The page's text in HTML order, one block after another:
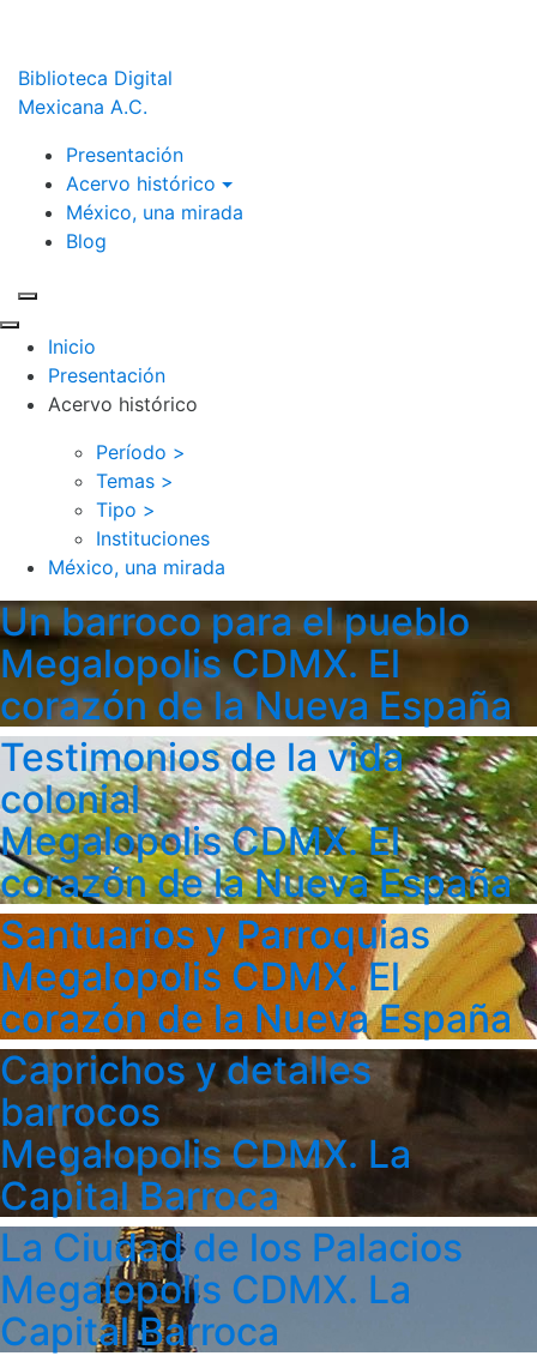
Biblioteca Digital
Mexicana A.C.
Presentación
Acervo histórico
México, una mirada
Blog
Inicio
Presentación
Acervo histórico
Período >
Temas >
Tipo >
Instituciones
México, una mirada
Un barroco para el pueblo
Megalopolis CDMX. El
corazón de la Nueva España
Testimonios de la vida
colonial
Megalopolis CDMX. El
corazón de la Nueva España
Santuarios y Parroquias
Megalopolis CDMX. El
corazón de la Nueva España
Caprichos y detalles
barrocos
Megalopolis CDMX. La
Capital Barroca
La Ciudad de los Palacios
Megalopolis CDMX. La
Capital Barroca